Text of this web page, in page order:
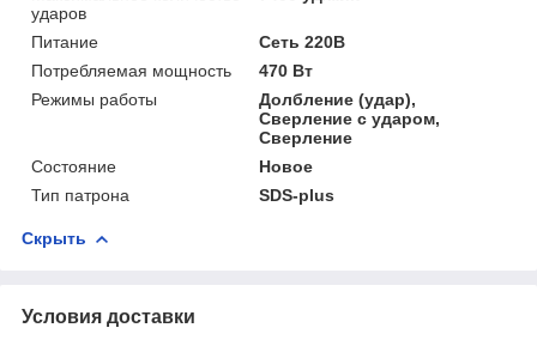
ударов
Питание
Сеть 220В
Потребляемая мощность
470 Вт
Режимы работы
Долбление (удар),
Сверление с ударом,
Сверление
Состояние
Новое
Тип патрона
SDS-plus
Скрыть
Условия доставки